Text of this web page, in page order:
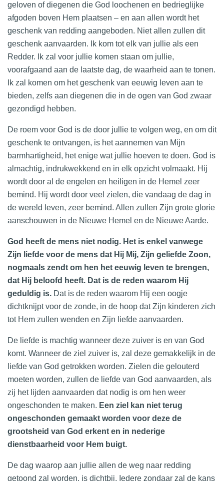
geloven of diegenen die God loochenen en bedrieglijke
afgoden boven Hem plaatsen – en aan allen wordt het
geschenk van redding aangeboden. Niet allen zullen dit
geschenk aanvaarden. Ik kom tot elk van jullie als een
Redder. Ik zal voor jullie komen staan om jullie,
voorafgaand aan de laatste dag, de waarheid aan te tonen.
Ik zal komen om het geschenk van eeuwig leven aan te
bieden, zelfs aan diegenen die in de ogen van God zwaar
gezondigd hebben.
De roem voor God is de door jullie te volgen weg, en om dit
geschenk te ontvangen, is het aannemen van Mijn
barmhartigheid, het enige wat jullie hoeven te doen. God is
almachtig, indrukwekkend en in elk opzicht volmaakt. Hij
wordt door al de engelen en heiligen in de Hemel zeer
bemind. Hij wordt door veel zielen, die vandaag de dag in
de wereld leven, zeer bemind. Allen zullen Zijn grote glorie
aanschouwen in de Nieuwe Hemel en de Nieuwe Aarde.
God heeft de mens niet nodig. Het is enkel vanwege
Zijn liefde voor de mens dat Hij Mij, Zijn geliefde Zoon,
nogmaals zendt om hen het eeuwig leven te brengen,
dat Hij beloofd heeft. Dat is de reden waarom Hij
geduldig is. Dat is de reden waarom Hij een oogje
dichtknijpt voor de zonde, in de hoop dat Zijn kinderen zich
tot Hem zullen wenden en Zijn liefde aanvaarden.
De liefde is machtig wanneer deze zuiver is en van God
komt. Wanneer de ziel zuiver is, zal deze gemakkelijk in de
liefde van God getrokken worden. Zielen die gelouterd
moeten worden, zullen de liefde van God aanvaarden, als
zij het lijden aanvaarden dat nodig is om hen weer
ongeschonden te maken. Een ziel kan niet terug
ongeschonden gemaakt worden voor deze de
grootsheid van God erkent en in nederige
dienstbaarheid voor Hem buigt.
De dag waarop aan jullie allen de weg naar redding
getoond zal worden, is dichtbij. Iedere zondaar zal de kans